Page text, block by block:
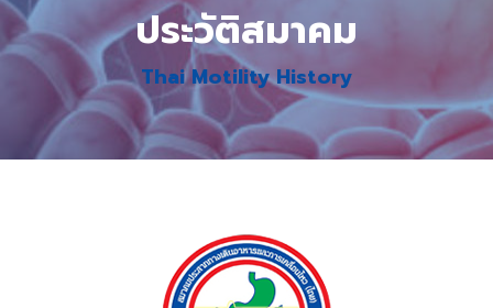
ประวัติสมาคม
Thai Motility History